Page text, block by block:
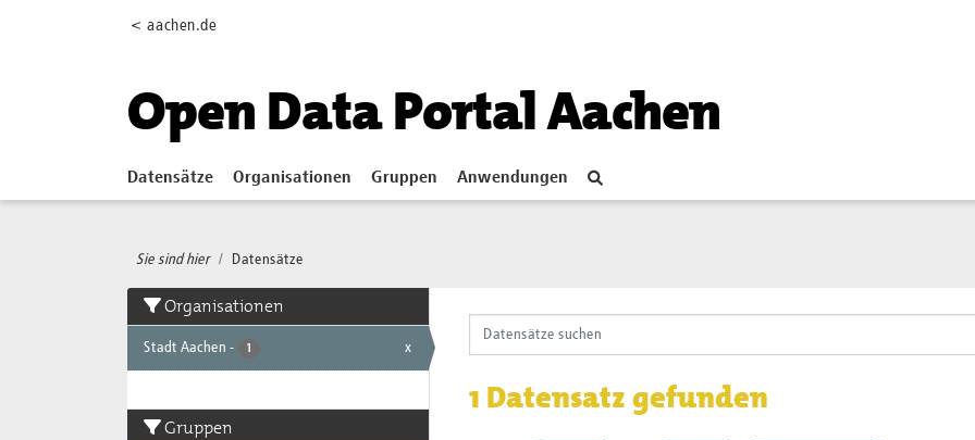
< aachen.de
Open Data Portal Aachen
Datensätze Organisationen Gruppen Anwendungen
Sie sind hier Datensätze
Organisationen
Stadt Aachen - 1 x
Gruppen
1 Datensatz gefunden